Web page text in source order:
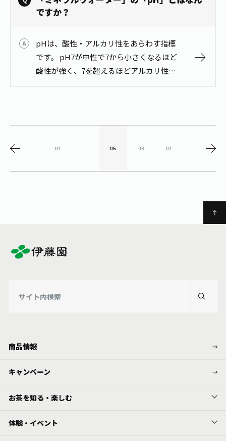
ですか？
pHは、酸性・アルカリ性をあらわす指標
です。 pH7が中性で7から小さくなるほど
酸性が強く、7を超えるほどアルカリ性が
強くなります。 ｢磨かれて澄みきった日本
01 05 06 07
商品情報
キャンペーン
お茶を知る・楽しむ
体験・イベント